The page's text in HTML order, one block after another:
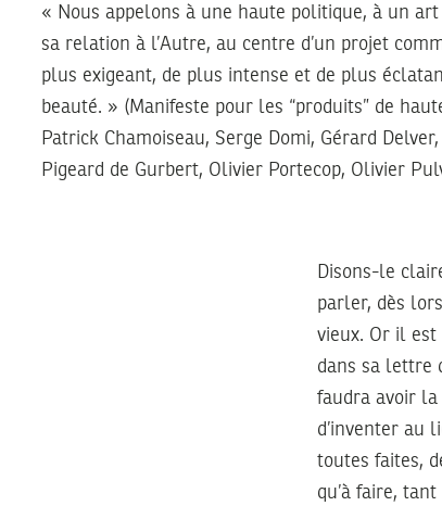
« Nous appelons à une haute politique, à un
sa relation à l’Autre, au centre d’un projet
plus exigeant, de plus intense et de plus
beauté. » (Manifeste pour les “produits” de
Patrick Chamoiseau, Serge Domi, Gérard
Pigeard de Gurbert, Olivier Portecop, Olivier
Disons-le
parler, dès
vieux. Or il est
dans sa lettre
faudra avoir la
d’inventer au
toutes faites,
qu’à faire,